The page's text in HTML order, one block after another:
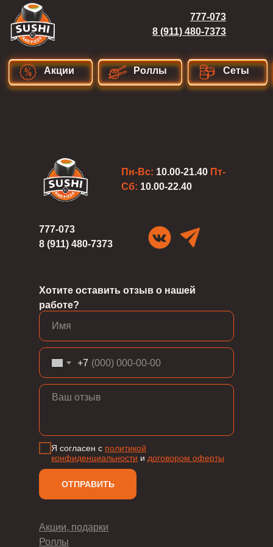
Сеты
Роллы
Акции
777-073
8 (911) 480-7373
Пн-Вс: 10.00-21.40 Пт-
Сб: 10.00-22.40
777-073
8 (911) 480-7373
Хотите оставить отзыв о нашей
работе?
Акции, подарки
Роллы
+7
Я согласен с политикой
конфиденциальности и договором оферты
ОТПРАВИТЬ